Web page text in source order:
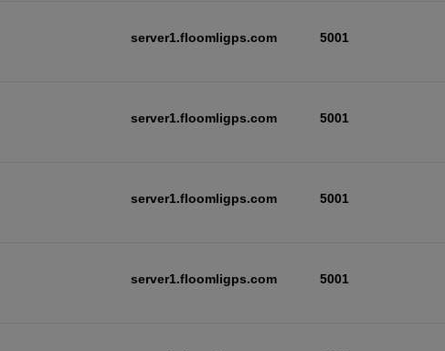
server1.floomligps.com 5001
server1.floomligps.com 5001
server1.floomligps.com 5001
server1.floomligps.com 5001